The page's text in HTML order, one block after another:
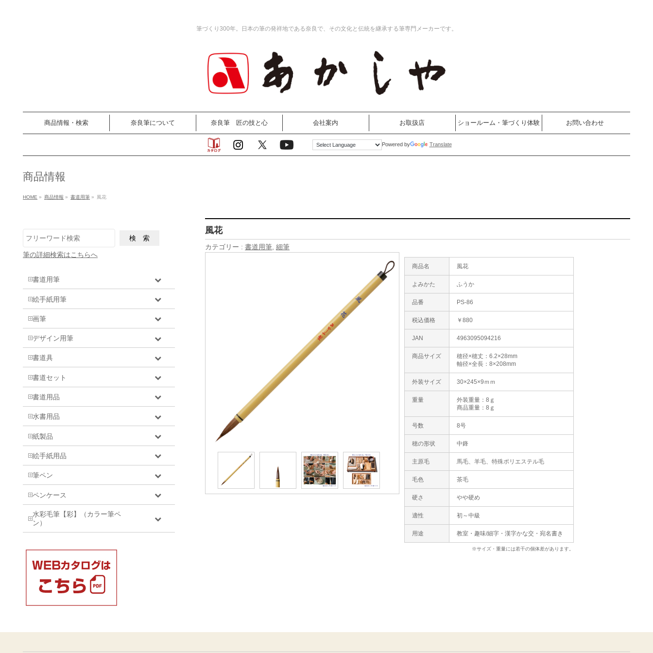
筆づくり300年。日本の筆の発祥地である奈良で、その文化と伝統を継承する筆専門メーカーです。
商品情報・検索 奈良筆について 奈良筆 匠の技と心 会社案内 お取扱店 ショールーム・筆づくり体験 お問い合わせ
Powered by Translate
商品情報
HOME » 商品情報 » 書道用筆 » 風花
風花
カテゴリー :書道用筆 ,細筆
※サイズ・重量には若干の個体差があります。
商品名 風花
よみかた ふうか
品番 PS-86
税込価格 ￥880
JAN 4963095094216
商品サイズ
穂径×穂丈：6.2×28mm
軸径×全長：8×208mm
外装サイズ 30×245×9ｍｍ
重量
外装重量：8ｇ
商品重量：8ｇ
号数 8号
穂の形状 中鋒
主原毛 馬毛、羊毛、特殊ポリエステル毛
毛色 茶毛
硬さ やや硬め
適性 初～中級
用途 教室・趣味/細字・漢字かな交・宛名書き
筆の詳細検索はこちらへ
書道用筆
絵手紙用筆
画筆
デザイン用筆
書道具
書道セット
書道用品
水書用品
紙製品
絵手紙用品
筆ペン
ペンケース
水彩毛筆【彩】（カラー筆ペ
ン）